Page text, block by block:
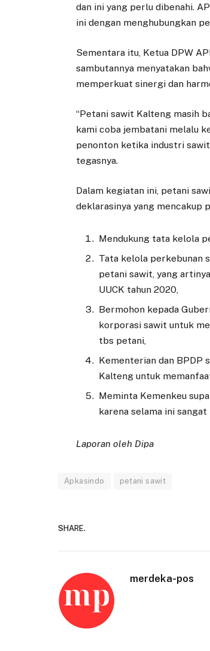
dan ini yang perlu dibenahi.
ini dengan menghubungkan
Sementara itu, Ketua DPW
sambutannya menyatakan
memperkuat sinergi dan
“Petani sawit Kalteng masih
kami coba jembatani melalu
penonton ketika industri
tegasnya.
Dalam kegiatan ini, petani
deklarasinya yang mencakup
Mendukung tata kelola
Tata kelola perkebunan
petani sawit, yang
UUCK tahun 2020,
Bermohon kepada
korporasi sawit untuk
tbs petani,
Kementerian dan BPDP
Kalteng untuk
Meminta Kemenkeu
karena selama ini
Laporan oleh Dipa
Apkasindo petani sawit
SHARE.
merdeka-pos